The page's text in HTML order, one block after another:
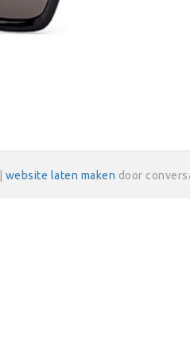
website laten maken door